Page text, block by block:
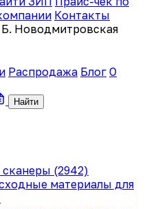
Контакты
Новодмитровская
Распродажа Блог О
Найти
(2942)
материалы для